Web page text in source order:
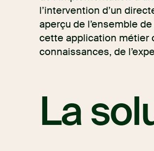
l’intervention d’un
aperçu de l’ensemble
cette application métier
connaissances, de
La